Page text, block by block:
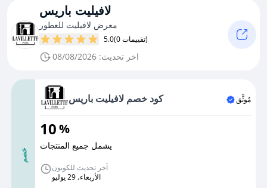
لافيليت باريس
معرض لافيليت للعطور
5.0 (0 تقييمات)
اخر تحديث: 08/08/2026
خصم
كود خصم لافيليت باريس مُوثَّق
10%
يشمل جميع المنتجات
آخر تحديث للكوبون
الأربعاء، 29 يوليو